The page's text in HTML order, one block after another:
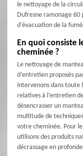
le nettoyage de la
Dufresne ramonage
d'évacuation de la
En quoi consiste
cheminée ?
Le nettoyage de
d’entretien proposés
intervenons dans toute
relatives à l’entretien
désencrasser un
multitude de
votre cheminée. Pour
utilisons des produits
décrassage en